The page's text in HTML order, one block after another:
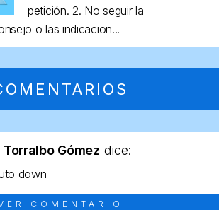
petición. 2. No seguir la
o las indicacion...
Torralbo Gómez dice:
down
COMENTARIO